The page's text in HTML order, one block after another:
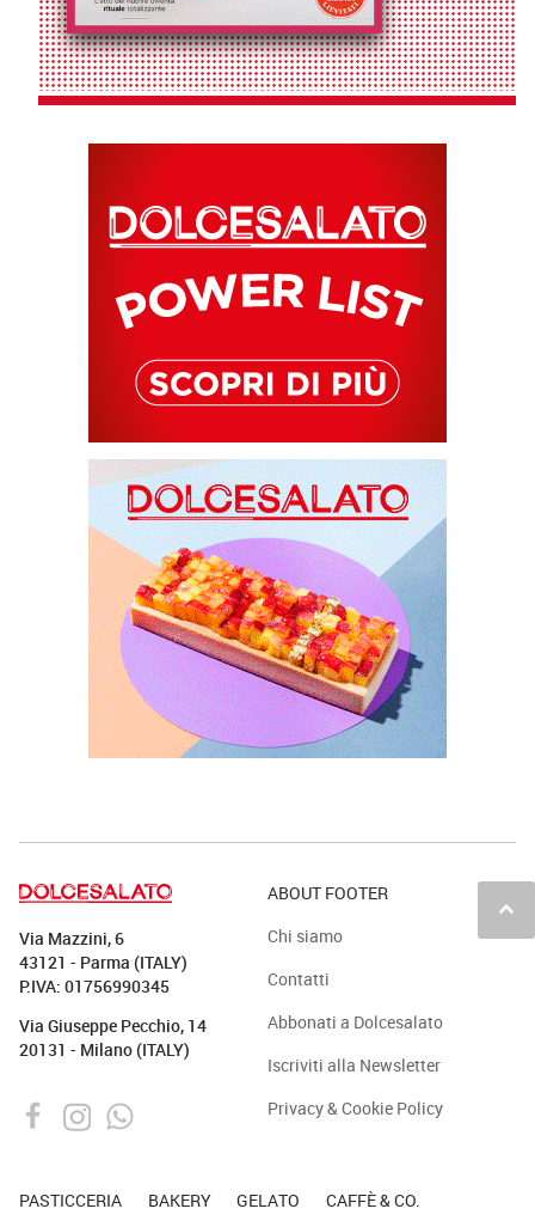
keyboard_arrow_up
Via Mazzini, 6
43121 - Parma (ITALY)
P.IVA: 01756990345
Via Giuseppe Pecchio, 14
20131 - Milano (ITALY)
ABOUT FOOTER
Chi siamo
Contatti
Abbonati a Dolcesalato
Iscriviti alla Newsletter
Privacy & Cookie Policy
PASTICCERIA BAKERY GELATO CAFFÈ & CO.